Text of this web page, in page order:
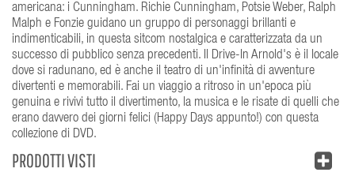
americana: i Cunningham. Richie Cunningham, Potsie Weber, Ralph
Malph e Fonzie guidano un gruppo di personaggi brillanti e
indimenticabili, in questa sitcom nostalgica e caratterizzata da un
successo di pubblico senza precedenti. Il Drive-In Arnold's è il locale
dove si radunano, ed è anche il teatro di un'infinità di avventure
divertenti e memorabili. Fai un viaggio a ritroso in un'epoca più
genuina e rivivi tutto il divertimento, la musica e le risate di quelli che
erano davvero dei giorni felici (Happy Days appunto!) con questa
collezione di DVD.
PRODOTTI VISTI